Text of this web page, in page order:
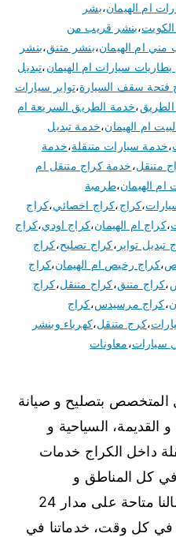
ام الهيمان،بشر
،بنشر قريب من
مني ام الهيمان،بنشر متنق،بنشر
بطاريات سيارات ام الهيمان،تبديل
فتحة سقف السيارة،تواير سيارات
،خدمة الطريق السريعة ام
ام الهيمان،خدمة تبديل
،خدمة سيارات متنقلة،خدمة
متنقل،خدمة كراج متنقل ام
ام الهيمان،طرمبة
،كراج،كراج اخصائي،كراج
،كراج ام الهيمان،كراج اودي،كراج
تبديل تواير ،كراج تصليح،كراج
،كراج رخيص ام الهيمان،كراج
،كراج متنق،كراج متنقل،كراج
،كراج مرسيدس،كراج
،كرج متنقل،كهرباء وبنشر
سيارات،معاونات
المتخصص بتصليح و صيانة
القديمة، السياحية و
داخل الكراج خدمات
في كل المناطق و
المحافظات في الكويت، أعمالنا متاحة على مدار 24
في كل وقت، خدماتنا في